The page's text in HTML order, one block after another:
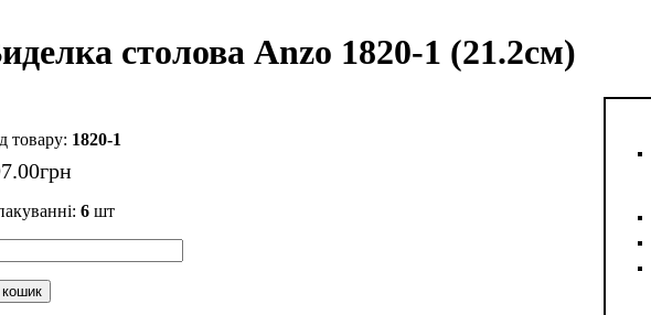
столова Anzo 1820-1 (21.2см)
1820-1
.00грн
6шт